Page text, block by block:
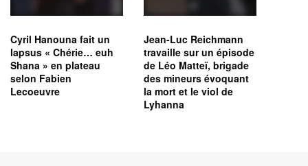
Cyril Hanouna fait un
lapsus « Chérie… euh
Shana » en plateau
selon Fabien
Lecoeuvre
Jean-Luc Reichmann
travaille sur un épisode
de Léo Matteï, brigade
des mineurs évoquant
la mort et le viol de
Lyhanna